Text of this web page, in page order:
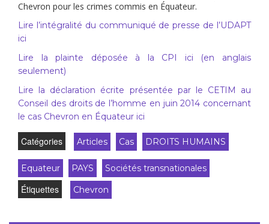
Chevron pour les crimes commis en Équateur.
Lire l’intégralité du communiqué de presse de l’UDAPT
ici
Lire la plainte déposée à la CPI ici (en anglais
seulement)
Lire la déclaration écrite présentée par le CETIM au
Conseil des droits de l’homme en juin 2014 concernant
le cas Chevron en Équateur ici
Catégories Articles Cas DROITS HUMAINS
Equateur PAYS Sociétés transnationales
Étiquettes Chevron